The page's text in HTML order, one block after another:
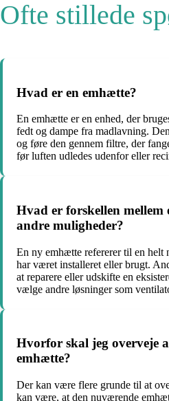
Ofte stillede
Hvad er en emhætte?
En emhætte er en enhed, der
fedt og dampe fra madlavning.
og føre den gennem filtre, der
før luften udledes udenfor eller
Hvad er forskellen mellem
andre muligheder?
En ny emhætte refererer til en helt
har været installeret eller brugt.
at reparere eller udskifte en
vælge andre løsninger som
Hvorfor skal jeg overveje
emhætte?
Der kan være flere grunde til at
kan være, at den nuværende